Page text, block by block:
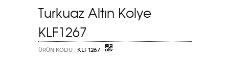
Turkuaz Altın Kolye
KLF1267
ÜRÜN KODU : KLF1267